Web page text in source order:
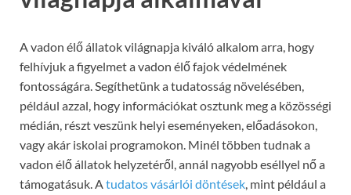
A vadon élő állatok világnapja kiváló alkalom arra, hogy
felhívjuk a figyelmet a vadon élő fajok védelmének
fontosságára. Segíthetünk a tudatosság növelésében,
például azzal, hogy információkat osztunk meg a közösségi
médián, részt veszünk helyi eseményeken, előadásokon,
vagy akár iskolai programokon. Minél többen tudnak a
vadon élő állatok helyzetéről, annál nagyobb eséllyel nő a
támogatásuk. Atudatos vásárlói döntések, mint például a